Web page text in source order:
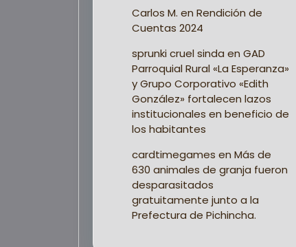
Carlos M. en Rendición de
Cuentas 2024
sprunki cruel sinda en GAD
Parroquial Rural «La Esperanza»
y Grupo Corporativo «Edith
González» fortalecen lazos
institucionales en beneficio de
los habitantes
cardtimegames en Más de
630 animales de granja fueron
desparasitados
gratuitamente junto a la
Prefectura de Pichincha.